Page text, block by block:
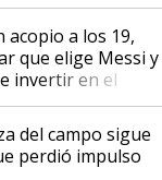
acopio a los 19,
que elige Messi y
invertir en el
era como "darle
para droga":
el libertario
dura crisis salió
del campo sigue
perdió impulso